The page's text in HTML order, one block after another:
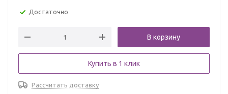
Достаточно
В корзину
Купить в 1 клик
Рассчитать доставку